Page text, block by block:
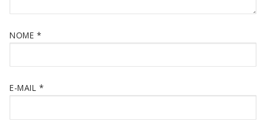
NOME *
E-MAIL *